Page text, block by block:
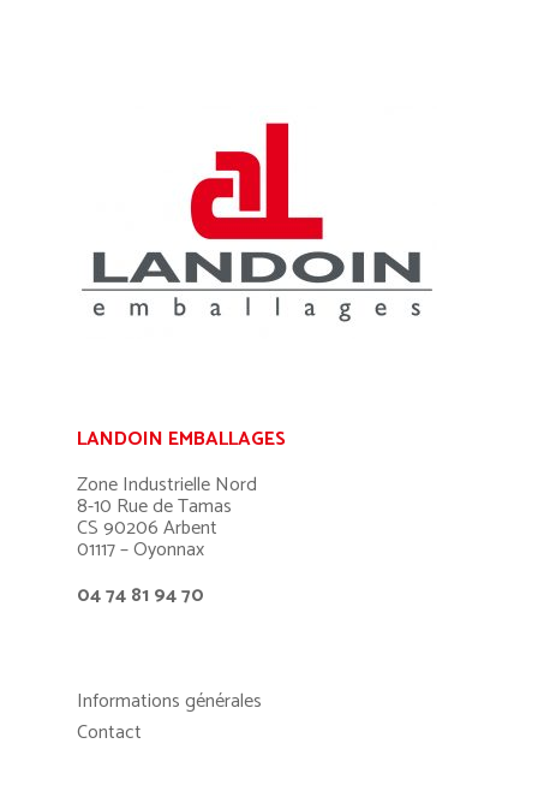
LANDOIN EMBALLAGES
Zone Industrielle Nord
8-10 Rue de Tamas
CS 90206 Arbent
01117 – Oyonnax
04 74 81 94 70
Informations générales
Contact